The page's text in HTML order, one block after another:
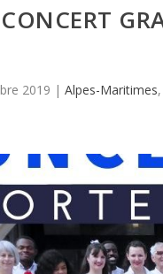
CONCERT
2019 |Alpes-Maritimes